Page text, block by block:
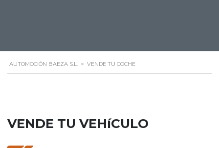
AUTOMOCIÓN BAEZA S.L. > VENDE TU COCHE
VENDE TU VEHíCULO